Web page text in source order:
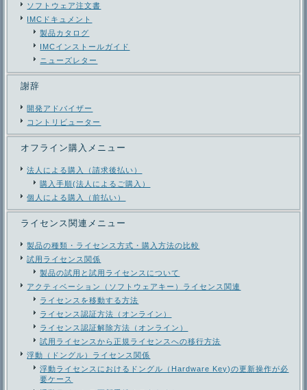
ソフトウェア注文書
IMCドキュメント
製品カタログ
IMCインストールガイド
ニューズレター
謝辞
開発アドバイザー
コントリビューター
オフライン購入メニュー
法人による購入（請求後払い）
購入手順(法人によるご購入）
個人による購入（前払い）
ライセンス関連メニュー
製品の種類・ライセンス方式・購入方法の比較
試用ライセンス関係
製品の試用と試用ライセンスについて
アクティベーション（ソフトウェアキー）ライセンス関連
ライセンスを移動する方法
ライセンス認証方法（オンライン）
ライセンス認証解除方法（オンライン）
試用ライセンスから正規ライセンスへの移行方法
浮動（ドングル）ライセンス関係
浮動ライセンスにおけるドングル（Hardware Key)の更新操作が必
要ケース